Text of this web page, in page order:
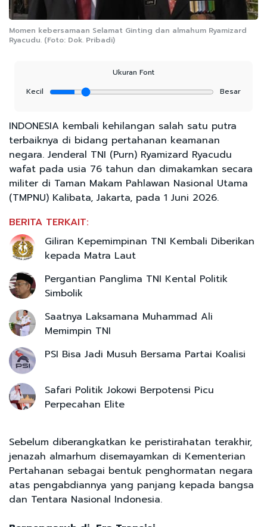
Momen kebersamaan Selamat Ginting dan almahum Ryamizard
Ryacudu. (Foto: Dok. Pribadi)
Ukuran Font
Kecil
Besar
INDONESIA kembali kehilangan salah satu putra
terbaiknya di bidang pertahanan keamanan
negara. Jenderal TNI (Purn) Ryamizard Ryacudu
wafat pada usia 76 tahun dan dimakamkan secara
militer di Taman Makam Pahlawan Nasional Utama
(TMPNU) Kalibata, Jakarta, pada 1 Juni 2026.
BERITA TERKAIT:
Giliran Kepemimpinan TNI Kembali Diberikan
kepada Matra Laut
Pergantian Panglima TNI Kental Politik
Simbolik
Saatnya Laksamana Muhammad Ali
Memimpin TNI
PSI Bisa Jadi Musuh Bersama Partai Koalisi
Safari Politik Jokowi Berpotensi Picu
Perpecahan Elite
Sebelum diberangkatkan ke peristirahatan terakhir,
jenazah almarhum disemayamkan di Kementerian
Pertahanan sebagai bentuk penghormatan negara
atas pengabdiannya yang panjang kepada bangsa
dan Tentara Nasional Indonesia.